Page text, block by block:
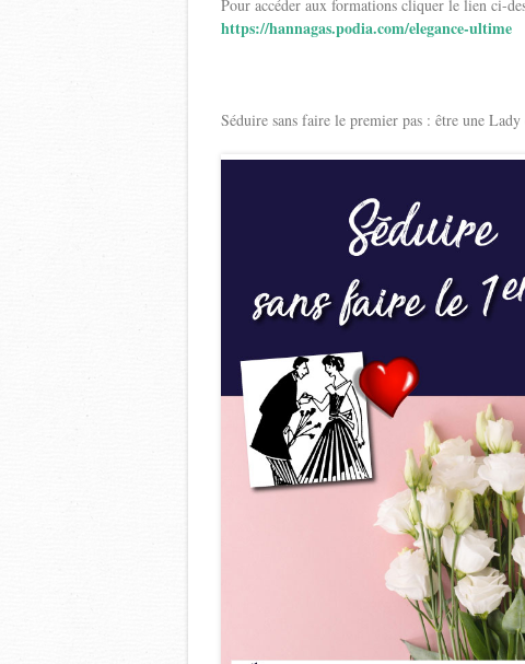
Pour accéder aux formations cliquer le lien ci-
https://hannagas.podia.com/elegance-ultime
Séduire sans faire le premier pas : être une